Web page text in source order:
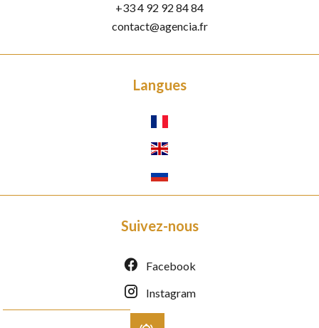
+33 4 92 92 84 84
contact@agencia.fr
Langues
Suivez-nous
Facebook
Instagram